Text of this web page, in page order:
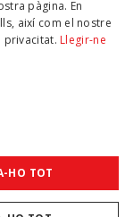
privacitat
pàgina. En
així com el nostre
privacitat. Llegir-ne
HO TOT